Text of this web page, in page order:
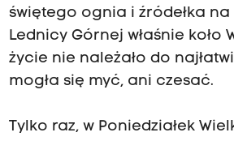
świętego ognia i źródełka na
Lednicy Górnej właśnie koło
życie nie należało do
mogła się myć, ani czesać.
Tylko raz, w Poniedziałek